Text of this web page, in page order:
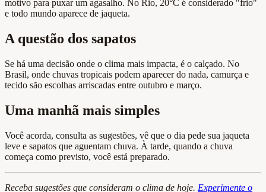
motivo para puxar um agasalho. No Rio, 20°C é considerado "frio"
e todo mundo aparece de jaqueta.
A questão dos sapatos
Se há uma decisão onde o clima mais impacta, é o calçado. No
Brasil, onde chuvas tropicais podem aparecer do nada, camurça e
tecido são escolhas arriscadas entre outubro e março.
Uma manhã mais simples
Você acorda, consulta as sugestões, vê que o dia pede sua jaqueta
leve e sapatos que aguentam chuva. À tarde, quando a chuva
começa como previsto, você está preparado.
Receba sugestões que consideram o clima de hoje. Experimente o